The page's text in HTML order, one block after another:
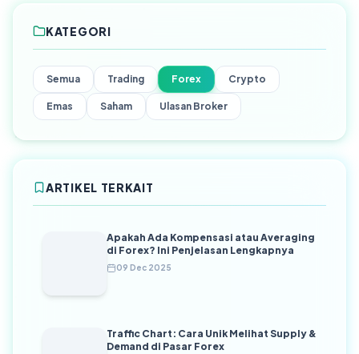
KATEGORI
Semua Trading Forex Crypto
Emas Saham Ulasan Broker
ARTIKEL TERKAIT
Apakah Ada Kompensasi atau Averaging
di Forex? Ini Penjelasan Lengkapnya
09 Dec 2025
Traffic Chart: Cara Unik Melihat Supply &
Demand di Pasar Forex